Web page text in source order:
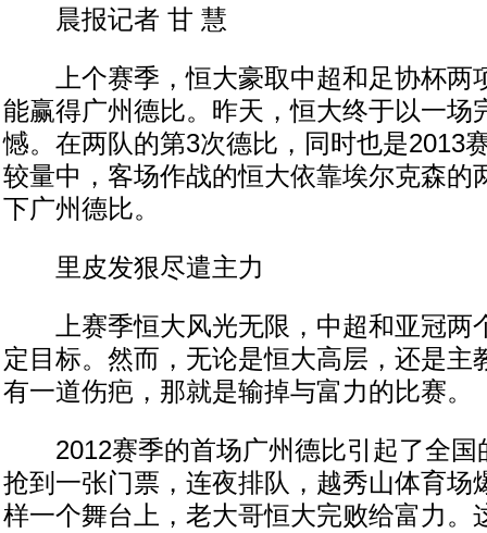
晨报记者 甘 慧
上个赛季，恒大豪取中超和足协杯两
能赢得广州德比。昨天，恒大终于以一场
憾。在两队的第3次德比，同时也是2013
较量中，客场作战的恒大依靠埃尔克森的
下广州德比。
里皮发狠尽遣主力
上赛季恒大风光无限，中超和亚冠两
定目标。然而，无论是恒大高层，还是主
有一道伤疤，那就是输掉与富力的比赛。
2012赛季的首场广州德比引起了全国
抢到一张门票，连夜排队，越秀山体育场
样一个舞台上，老大哥恒大完败给富力。